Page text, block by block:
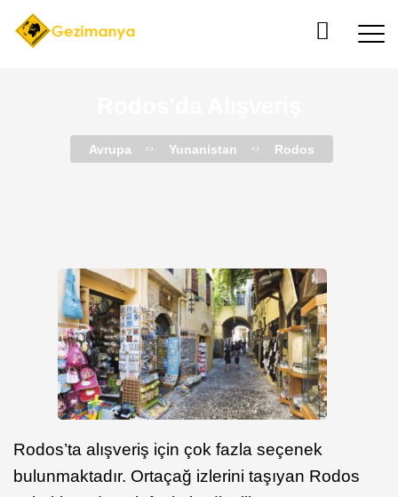
Avrupa Yunanistan Rodos
Rodos’ta alışveriş için çok fazla seçenek
bulunmaktadır. Ortaçağ izlerini taşıyan Rodos